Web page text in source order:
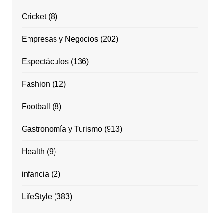
Cricket(8)
Empresas y Negocios(202)
Espectáculos(136)
Fashion (12)
Football (8)
Gastronomía y Turismo(913)
Health (9)
infancia (2)
LifeStyle(383)